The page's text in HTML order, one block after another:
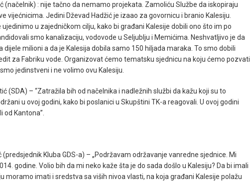
(načelnik) : nije tačno da nemamo projekata. Zamoliću Službe da iskopiraju
vijećnicima. Jedini Dževad Hadžić je izaao za govornicu i branio Kalesiju.
ujedinimo u zajedničkom cilju, kako bi građani Kalesije dobili ono što im po
smo kanalizaciju, vodovode u Seljublju i Memićima. Neshvatljivo je da
dijele milioni a da je Kalesija dobila samo 150 hiljada maraka. To smo dobili
za Fabriku vode. Organizovat ćemo tematsku sjednicu na koju ćemo pozvati
jedinstveni i ne volimo ovu Kalesiju.
(SDA) – “Zatražila bih od načelnika i nadležnih službi da kažu koji su to
u ovoj godini, kako bi poslanici u Skupštini TK-a reagovali. U ovoj godini
od Kantona”.
(predsjednik Kluba GDS-a) – „Podržavam održavanje vanredne sjednice. Mi
godine. Volio bih da mi neko kaže šta je do sada došlo u Kalesiju? Da bi imali
moramo imati i sredstva sa viših nivoa vlasti, na koja građani Kalesije polažu